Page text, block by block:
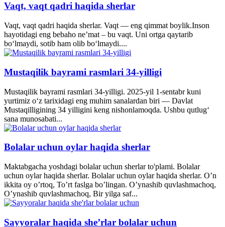
Vaqt, vaqt qadri haqida sherlar
Vaqt, vaqt qadri haqida sherlar. Vaqt — eng qimmat boylik.Inson
hayotidagi eng bebaho ne’mat – bu vaqt. Uni ortga qaytarib
bo‘lmaydi, sotib ham olib bo‘lmaydi....
Mustaqilik bayrami rasmlari 34-yilligi
Mustaqilik bayrami rasmlari 34-yilligi. 2025-yil 1-sentabr kuni
yurtimiz o‘z tarixidagi eng muhim sanalardan biri — Davlat
Mustaqilligining 34 yilligini keng nishonlamoqda. Ushbu qutlug‘
sana munosabati...
Bolalar uchun oylar haqida sherlar
Maktabgacha yoshdagi bolalar uchun sherlar to'plami. Bolalar
uchun oylar haqida sherlar. Bolalar uchun oylar haqida sherlar. O’n
ikkita oy o’rtoq, To’rt faslga bo’lingan. O’ynashib quvlashmachoq,
O’ynashib quvlashmachoq, Bir yilga saf...
Sayyoralar haqida she’rlar bolalar uchun